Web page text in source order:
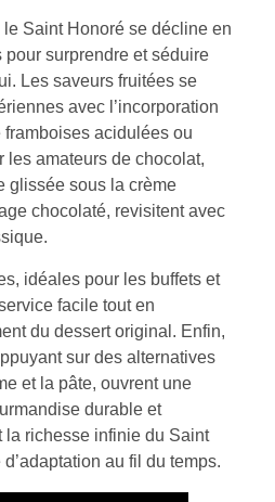
Saint Honoré se décline en
surprendre et séduire
Les saveurs fruitées se
avec l’incorporation
acidulées ou
les amateurs de chocolat,
glissée sous la crème
chocolaté, revisitent avec
idéales pour les buffets et
facile tout en
du dessert original. Enfin,
sur des alternatives
et la pâte, ouvrent une
durable et
la richesse infinie du Saint
au fil du temps.